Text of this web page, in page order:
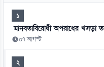
১
মানবতাবিরোধী অপরাধের খসড়া
০৭ আগস্ট
২